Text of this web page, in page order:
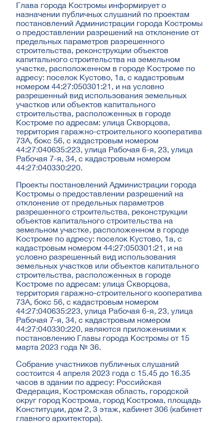
Глава города Костромы информирует о
назначении публичных слушаний по проектам
постановлений Администрации города Костромы
о предоставлении разрешений на отклонение от
предельных параметров разрешенного
строительства, реконструкции объектов
капитального строительства на земельном
участке, расположенном в городе Костроме по
адресу: поселок Кустово, 1а, с кадастровым
номером 44:27:050301:21, и на условно
разрешенный вид использования земельных
участков или объектов капитального
строительства, расположенных в городе
Костроме по адресам: улица Скворцова,
территория гаражно-строительного кооператива
73А, бокс 56, с кадастровым номером
44:27:040635:223, улица Рабочая 6-я, 23, улица
Рабочая 7-я, 34, с кадастровым номером
44:27:040330:220.
Проекты постановлений Администрации города
Костромы о предоставлении разрешений на
отклонение от предельных параметров
разрешенного строительства, реконструкции
объектов капитального строительства на
земельном участке, расположенном в городе
Костроме по адресу: поселок Кустово, 1а, с
кадастровым номером 44:27:050301:21, и на
условно разрешенный вид использования
земельных участков или объектов капитального
строительства, расположенных в городе
Костроме по адресам: улица Скворцова,
территория гаражно-строительного кооператива
73А, бокс 56, с кадастровым номером
44:27:040635:223, улица Рабочая 6-я, 23, улица
Рабочая 7-я, 34, с кадастровым номером
44:27:040330:220, являются приложениями к
постановлению Главы города Костромы от 15
марта 2023 года № 36.
Собрание участников публичных слушаний
состоится 4 апреля 2023 года с 15.45 до 16.35
часов в здании по адресу: Российская
Федерация, Костромская область, городской
округ город Кострома, город Кострома, площадь
Конституции, дом 2, 3 этаж, кабинет 306 (кабинет
главного архитектора).